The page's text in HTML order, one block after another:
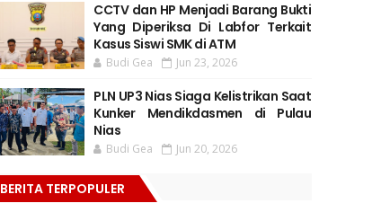
CCTV dan HP Menjadi Barang Bukti
Yang Diperiksa Di Labfor Terkait
Kasus Siswi SMK di ATM
Budi Gea Jun 23, 2026
PLN UP3 Nias Siaga Kelistrikan Saat
Kunker Mendikdasmen di Pulau
Nias
Budi Gea Jun 20, 2026
BERITA TERPOPULER